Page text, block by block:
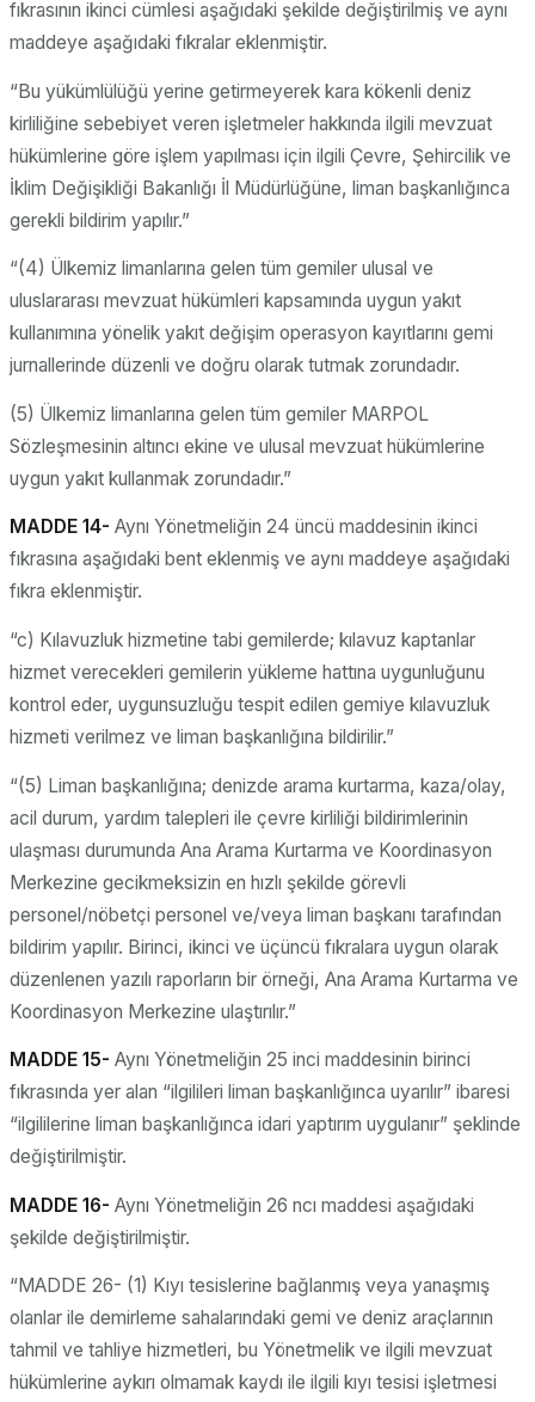
fıkrasının ikinci cümlesi aşağıdaki şekilde değiştirilmiş ve aynı
maddeye aşağıdaki fıkralar eklenmiştir.
“Bu yükümlülüğü yerine getirmeyerek kara kökenli deniz
kirliliğine sebebiyet veren işletmeler hakkında ilgili mevzuat
hükümlerine göre işlem yapılması için ilgili Çevre, Şehircilik ve
İklim Değişikliği Bakanlığı İl Müdürlüğüne, liman başkanlığınca
gerekli bildirim yapılır.”
“(4) Ülkemiz limanlarına gelen tüm gemiler ulusal ve
uluslararası mevzuat hükümleri kapsamında uygun yakıt
kullanımına yönelik yakıt değişim operasyon kayıtlarını gemi
jurnallerinde düzenli ve doğru olarak tutmak zorundadır.
(5) Ülkemiz limanlarına gelen tüm gemiler MARPOL
Sözleşmesinin altıncı ekine ve ulusal mevzuat hükümlerine
uygun yakıt kullanmak zorundadır.”
MADDE 14- Aynı Yönetmeliğin 24 üncü maddesinin ikinci
fıkrasına aşağıdaki bent eklenmiş ve aynı maddeye aşağıdaki
fıkra eklenmiştir.
“c) Kılavuzluk hizmetine tabi gemilerde; kılavuz kaptanlar
hizmet verecekleri gemilerin yükleme hattına uygunluğunu
kontrol eder, uygunsuzluğu tespit edilen gemiye kılavuzluk
hizmeti verilmez ve liman başkanlığına bildirilir.”
“(5) Liman başkanlığına; denizde arama kurtarma, kaza/olay,
acil durum, yardım talepleri ile çevre kirliliği bildirimlerinin
ulaşması durumunda Ana Arama Kurtarma ve Koordinasyon
Merkezine gecikmeksizin en hızlı şekilde görevli
personel/nöbetçi personel ve/veya liman başkanı tarafından
bildirim yapılır. Birinci, ikinci ve üçüncü fıkralara uygun olarak
düzenlenen yazılı raporların bir örneği, Ana Arama Kurtarma ve
Koordinasyon Merkezine ulaştırılır.”
MADDE 15- Aynı Yönetmeliğin 25 inci maddesinin birinci
fıkrasında yer alan “ilgilileri liman başkanlığınca uyarılır” ibaresi
“ilgililerine liman başkanlığınca idari yaptırım uygulanır” şeklinde
değiştirilmiştir.
MADDE 16- Aynı Yönetmeliğin 26 ncı maddesi aşağıdaki
şekilde değiştirilmiştir.
“MADDE 26- (1) Kıyı tesislerine bağlanmış veya yanaşmış
olanlar ile demirleme sahalarındaki gemi ve deniz araçlarının
tahmil ve tahliye hizmetleri, bu Yönetmelik ve ilgili mevzuat
hükümlerine aykırı olmamak kaydı ile ilgili kıyı tesisi işletmesi